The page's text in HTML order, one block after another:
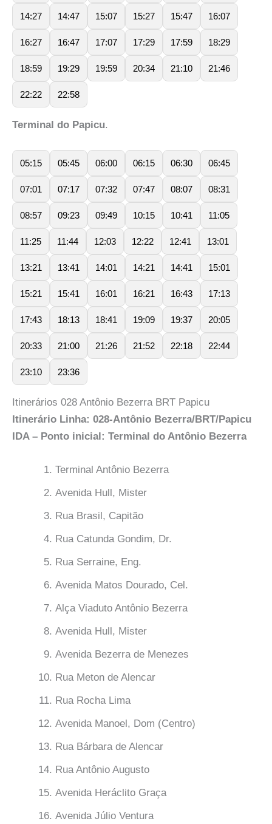
14:27 14:47 15:07 15:27 15:47 16:07
16:27 16:47 17:07 17:29 17:59 18:29
18:59 19:29 19:59 20:34 21:10 21:46
22:22 22:58
Terminal do Papicu.
05:15 05:45 06:00 06:15 06:30 06:45
07:01 07:17 07:32 07:47 08:07 08:31
08:57 09:23 09:49 10:15 10:41 11:05
11:25 11:44 12:03 12:22 12:41 13:01
13:21 13:41 14:01 14:21 14:41 15:01
15:21 15:41 16:01 16:21 16:43 17:13
17:43 18:13 18:41 19:09 19:37 20:05
20:33 21:00 21:26 21:52 22:18 22:44
23:10 23:36
Itinerários 028 Antônio Bezerra BRT Papicu
Itinerário Linha: 028-Antônio Bezerra/BRT/Papicu
IDA – Ponto inicial: Terminal do Antônio Bezerra
Terminal Antônio Bezerra
Avenida Hull, Mister
Rua Brasil, Capitão
Rua Catunda Gondim, Dr.
Rua Serraine, Eng.
Avenida Matos Dourado, Cel.
Alça Viaduto Antônio Bezerra
Avenida Hull, Mister
Avenida Bezerra de Menezes
Rua Meton de Alencar
Rua Rocha Lima
Avenida Manoel, Dom (Centro)
Rua Bárbara de Alencar
Rua Antônio Augusto
Avenida Heráclito Graça
Avenida Júlio Ventura